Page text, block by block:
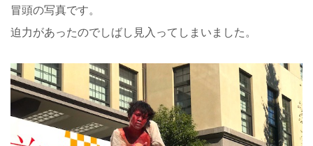
冒頭の写真です。
迫力があったのでしばし見入ってしまいました。